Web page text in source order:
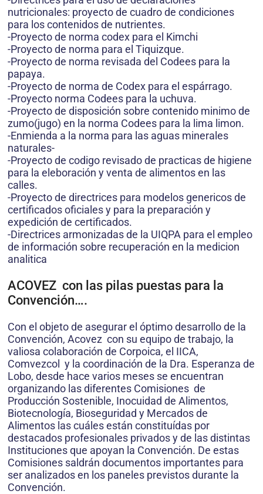
nutricionales: proyecto de cuadro de condiciones
para los contenidos de nutrientes.
-Proyecto de norma codex para el Kimchi
-Proyecto de norma para el Tiquizque.
-Proyecto de norma revisada del Codees para la
papaya.
-Proyecto de norma de Codex para el espárrago.
-Proyecto norma Codees para la uchuva.
-Proyecto de disposición sobre contenido minimo de
zumo(jugo) en la norma Codees para la lima limon.
-Enmienda a la norma para las aguas minerales
naturales-
-Proyecto de codigo revisado de practicas de higiene
para la eleboración y venta de alimentos en las
calles.
-Proyecto de directrices para modelos genericos de
certificados oficiales y para la preparación y
expedición de certificados.
-Directrices armonizadas de la UIQPA para el empleo
de información sobre recuperación en la medicion
analitica
ACOVEZ con las pilas puestas para la
Convención….
Con el objeto de asegurar el óptimo desarrollo de la
Convención, Acovez con su equipo de trabajo, la
valiosa colaboración de Corpoica, el IICA,
Comvezcol y la coordinación de la Dra. Esperanza de
Lobo, desde hace varios meses se encuentran
organizando las diferentes Comisiones de
Producción Sostenible, Inocuidad de Alimentos,
Biotecnología, Bioseguridad y Mercados de
Alimentos las cuáles están constituídas por
destacados profesionales privados y de las distintas
Instituciones que apoyan la Convención. De estas
Comisiones saldrán documentos importantes para
ser analizados en los paneles previstos durante la
Convención.